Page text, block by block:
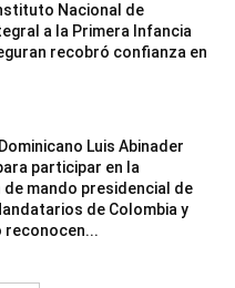
Nacional de
a la Primera Infancia
recobró confianza en
Luis Abinader
participar en la
mando presidencial de
de Colombia y
reconocen...